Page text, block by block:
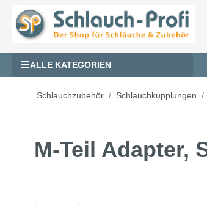
ALLE KATEGORIEN
Schlauchzubehör Schlauchkupplungen
M-Teil Adapter,